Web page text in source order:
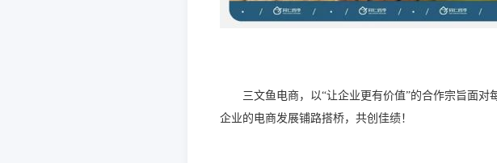
三文鱼电商，以“让企业更有价值”的合作宗旨面
企业的电商发展铺路搭桥，共创佳绩！